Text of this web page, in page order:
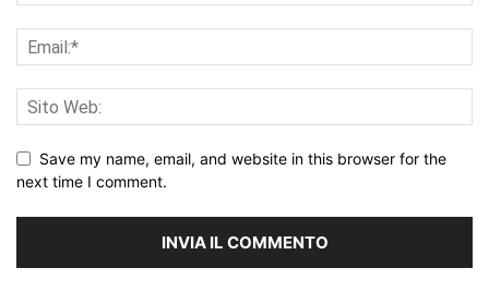
Save my name, email, and website in this browser for the
next time I comment.